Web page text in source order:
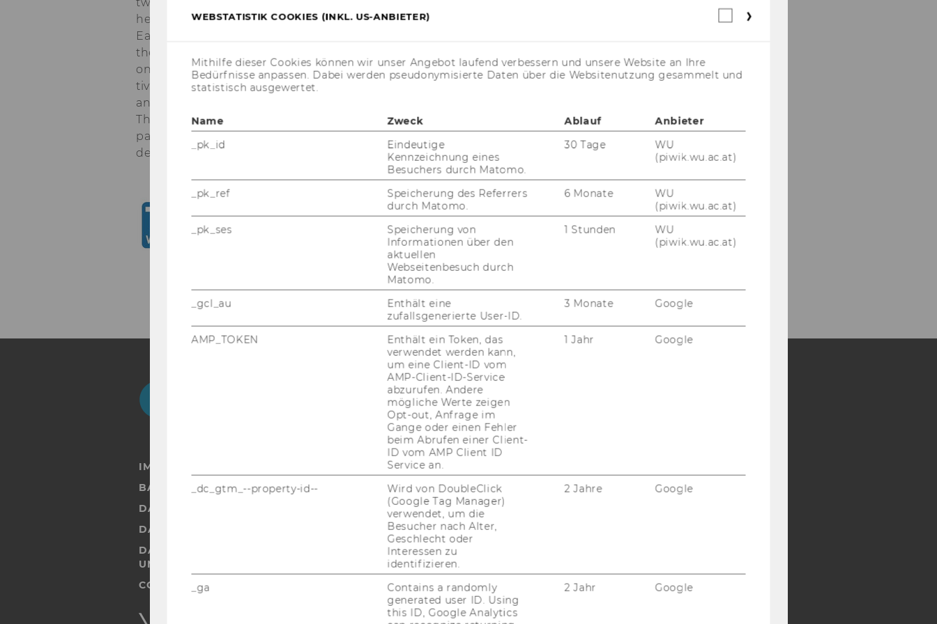
help their ex­por­ting oli­go­po­lists in terms of re­du­ced trans­port costs.
Each coun­try has a set of oli­go­po­listic firms some of which com­pe­te in
the world mar­ket. Coun­tries dif­fer from each other in terms of po­pu­la­ti­
on sizes and the num­ber of dif­fe­ren­tia­ted pro­ducts. We study the in­cen­
ti­ves for coun­tries to build up (or not to build up) in­fra­st­ruc­tu­re ca­pi­tal
and show how the pat­terns of trade evol­ve along the equi­li­bri­um path.
The pos­si­bi­li­ties of mul­ti­ple equi­li­bria and Skiba points are ex­plo­red. The
paper sheds light on the roles of his­to­ry and ex­pec­ta­ti­ons in sh­aping the
de­ve­lo­p­ment of na­ti­ons.
NewsletterBluesky
IMPRESSUM
BARRIEREFREIHEITSERKLÄRUNG WEBSEITE
DATENSCHUTZERKLÄRUNG
DATENSCHUTZERKLÄRUNG SOCIAL MEDIA
DATENSCHUTZERKLÄRUNG STUDIENBEWERBER*INNEN
UND STUDIERENDE
COOKIE EINSTELLUNGEN
Barrierefreiheitserklärung
WEBSTATISTIK COOKIES (INKL. US-ANBIETER)
Webstatistik
Mithilfe dieser Cookies können wir unser Angebot laufend verbessern und unsere Website an Ihre
Bedürfnisse anpassen. Dabei werden pseudonymisierte Daten über die Websitenutzung gesammelt und
statistisch ausgewertet.
Name Zweck Ablauf
Anbieter
_pk_id
Eindeutige
Kennzeichnung eines
Besuchers durch Matomo.
30 Tage
WU
(piwik.wu.ac.at)
_pk_ref
Speicherung des Referrers
durch Matomo.
6 Monate
WU
(piwik.wu.ac.at)
_pk_ses
Speicherung von
Informationen über den
aktuellen
Webseitenbesuch durch
Matomo.
1 Stunden
WU
(piwik.wu.ac.at)
_gcl_au
Enthält eine
zufallsgenerierte User-ID.
3 Monate Google
AMP_TOKEN
Enthält ein Token, das
verwendet werden kann,
um eine Client-ID vom
AMP-Client-ID-Service
abzurufen. Andere
mögliche Werte zeigen
Opt-out, Anfrage im
Gange oder einen Fehler
beim Abrufen einer Client-
ID vom AMP Client ID
Service an.
1 Jahr Google
_dc_gtm_--property-id--
Wird von DoubleClick
(Google Tag Manager)
verwendet, um die
Besucher nach Alter,
Geschlecht oder
Interessen zu
identifizieren.
2 Jahre Google
_ga
Contains a randomly
generated user ID. Using
this ID, Google Analytics
2 Jahr Google